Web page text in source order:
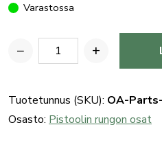
Varastossa
−
Arms
Parts
+
Tuotetunnus (SKU): OA-
Osasto: Pistoolin rungon osat